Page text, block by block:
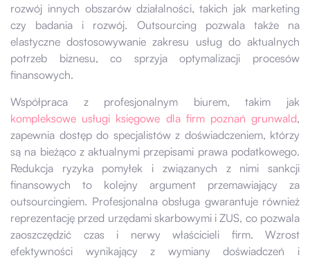
rozwój innych obszarów działalności, takich jak marketing
czy badania i rozwój. Outsourcing pozwala także na
elastyczne dostosowywanie zakresu usług do aktualnych
potrzeb biznesu, co sprzyja optymalizacji procesów
finansowych.
Współpraca z profesjonalnym biurem, takim jak
kompleksowe usługi księgowe dla firm poznań grunwald,
zapewnia dostęp do specjalistów z doświadczeniem, którzy
są na bieżąco z aktualnymi przepisami prawa podatkowego.
Redukcja ryzyka pomyłek i związanych z nimi sankcji
finansowych to kolejny argument przemawiający za
outsourcingiem. Profesjonalna obsługa gwarantuje również
reprezentację przed urzędami skarbowymi i ZUS, co pozwala
zaoszczędzić czas i nerwy właścicieli firm. Wzrost
efektywności wynikający z wymiany doświadczeń i